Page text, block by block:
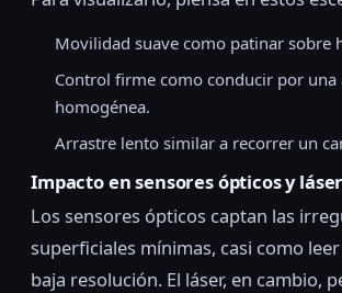
Movilidad suave como patinar sobre
Control firme como conducir por una
homogénea.
Arrastre lento similar a recorrer un
Impacto en sensores ópticos y láser
Los sensores ópticos captan las
superficiales mínimas, casi como
baja resolución. El láser, en cambio,